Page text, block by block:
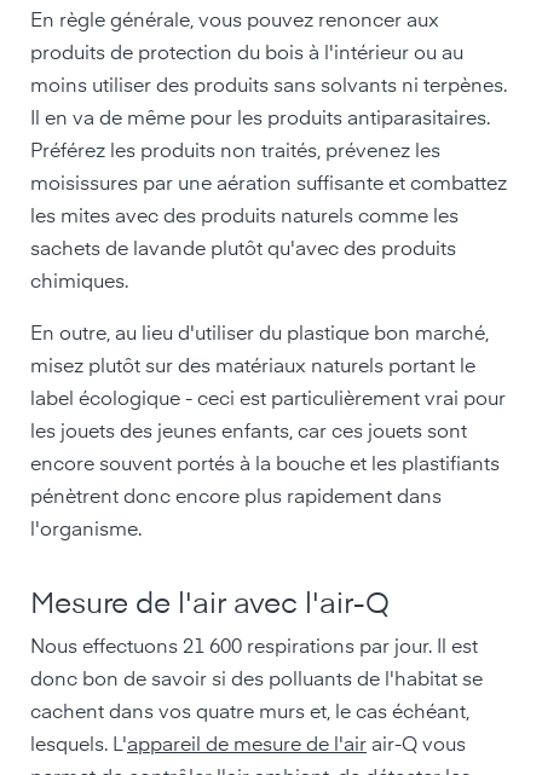
En règle générale, vous pouvez renoncer aux
produits de protection du bois à l'intérieur ou au
moins utiliser des produits sans solvants ni terpènes.
Il en va de même pour les produits antiparasitaires.
Préférez les produits non traités, prévenez les
moisissures par une aération suffisante et combattez
les mites avec des produits naturels comme les
sachets de lavande plutôt qu'avec des produits
chimiques.
En outre, au lieu d'utiliser du plastique bon marché,
misez plutôt sur des matériaux naturels portant le
label écologique - ceci est particulièrement vrai pour
les jouets des jeunes enfants, car ces jouets sont
encore souvent portés à la bouche et les plastifiants
pénètrent donc encore plus rapidement dans
l'organisme.
Mesure de l'air avec l'air-Q
Nous effectuons 21 600 respirations par jour. Il est
donc bon de savoir si des polluants de l'habitat se
cachent dans vos quatre murs et, le cas échéant,
lesquels. L'appareil de mesure de l'air air-Q vous